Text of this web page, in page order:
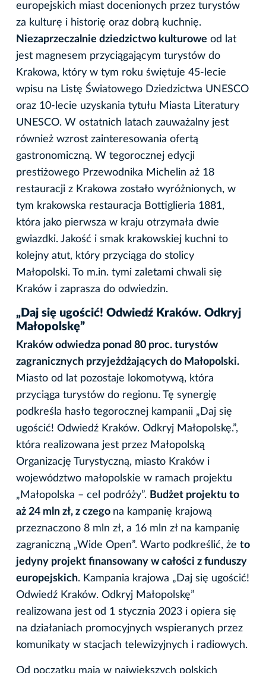
europejskich miast docenionych przez turystów
za kulturę i historię oraz dobrą kuchnię.
Niezaprzeczalnie dziedzictwo kulturowe od lat
jest magnesem przyciągającym turystów do
Krakowa, który w tym roku świętuje 45-lecie
wpisu na Listę Światowego Dziedzictwa UNESCO
oraz 10-lecie uzyskania tytułu Miasta Literatury
UNESCO. W ostatnich latach zauważalny jest
również wzrost zainteresowania ofertą
gastronomiczną. W tegorocznej edycji
prestiżowego Przewodnika Michelin aż 18
restauracji z Krakowa zostało wyróżnionych, w
tym krakowska restauracja Bottiglieria 1881,
która jako pierwsza w kraju otrzymała dwie
gwiazdki. Jakość i smak krakowskiej kuchni to
kolejny atut, który przyciąga do stolicy
Małopolski. To m.in. tymi zaletami chwali się
Kraków i zaprasza do odwiedzin.
„Daj się ugościć! Odwiedź Kraków. Odkryj
Małopolskę”
Kraków odwiedza ponad 80 proc. turystów
zagranicznych przyjeżdżających do Małopolski.
Miasto od lat pozostaje lokomotywą, która
przyciąga turystów do regionu. Tę synergię
podkreśla hasło tegorocznej kampanii „Daj się
ugościć! Odwiedź Kraków. Odkryj Małopolskę.”,
która realizowana jest przez Małopolską
Organizację Turystyczną, miasto Kraków i
województwo małopolskie w ramach projektu
„Małopolska – cel podróży”. Budżet projektu to
aż 24 mln zł, z czego na kampanię krajową
przeznaczono 8 mln zł, a 16 mln zł na kampanię
zagraniczną „Wide Open”. Warto podkreślić, że to
jedyny projekt finansowany w całości z funduszy
europejskich. Kampania krajowa „Daj się ugościć!
Odwiedź Kraków. Odkryj Małopolskę”
realizowana jest od 1 stycznia 2023 i opiera się
na działaniach promocyjnych wspieranych przez
komunikaty w stacjach telewizyjnych i radiowych.